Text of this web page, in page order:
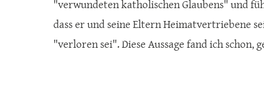
"verwundeten katholischen Glaubens" und
dass er und seine Eltern Heimatvertriebene
"verloren sei". Diese Aussage fand ich schon,